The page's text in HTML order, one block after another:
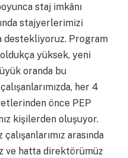
staj imkânı
stajyerlerimizi
destekliyoruz. Program
oldukça yüksek, yeni
oranda bu
her 4
önce PEP
kişilerden oluşuyor.
arasında
ve hatta direktörümüz